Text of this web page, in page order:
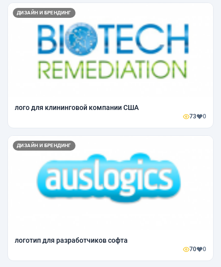
ДИЗАЙН И БРЕНДИНГ
лого для клининговой компании США
73 0
ДИЗАЙН И БРЕНДИНГ
логотип для разработчиков софта
70 0